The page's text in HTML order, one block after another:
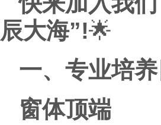
辰大海”!🌟
一、专业培
窗体顶端